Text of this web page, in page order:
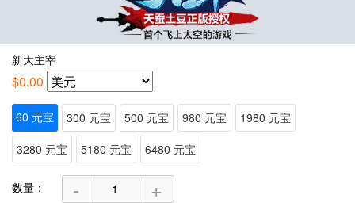
新大主宰
$0.00
60 元宝 300 元宝 500 元宝 980 元宝
1980 元宝
3280 元宝
5180 元宝 6480 元宝
数量： - +